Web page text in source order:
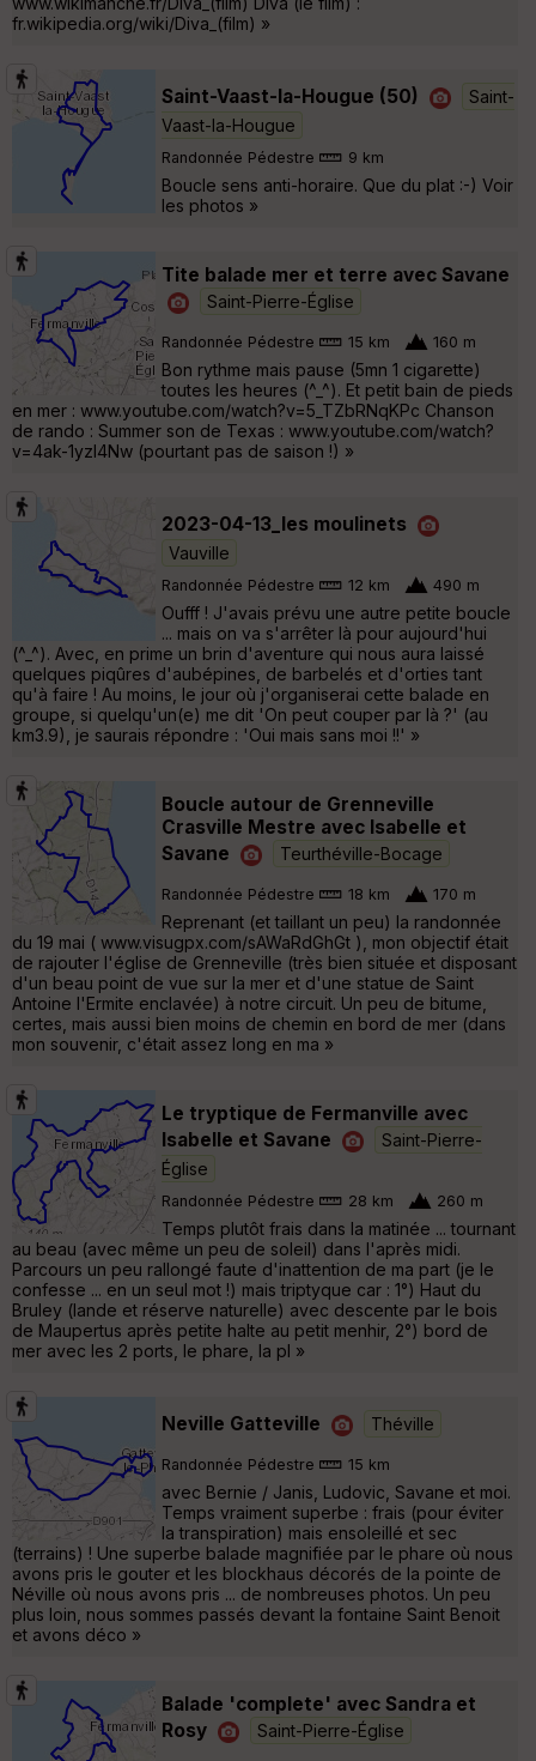
fr.wikipedia.org/wiki/Diva_(film) »
Saint-Vaast-la-Hougue (50)
Saint-
Vaast-la-Hougue
Randonnée Pédestre 9 km
Boucle sens anti-horaire. Que du plat :-) Voir
les photos »
Tite balade mer et terre avec Savane
Saint-Pierre-Église
Randonnée Pédestre 15 km 160 m
Bon rythme mais pause (5mn 1 cigarette)
toutes les heures (^_^). Et petit bain de pieds
en mer : www.youtube.com/watch?v=5_TZbRNqKPc Chanson
de rando : Summer son de Texas : www.youtube.com/watch?
v=4ak-1yzI4Nw (pourtant pas de saison !) »
2023-04-13_les moulinets
Vauville
Randonnée Pédestre 12 km 490 m
Oufff ! J'avais prévu une autre petite boucle
... mais on va s'arrêter là pour aujourd'hui
(^_^). Avec, en prime un brin d'aventure qui nous aura laissé
quelques piqûres d'aubépines, de barbelés et d'orties tant
qu'à faire ! Au moins, le jour où j'organiserai cette balade en
groupe, si quelqu'un(e) me dit 'On peut couper par là ?' (au
km3.9), je saurais répondre : 'Oui mais sans moi !!' »
Boucle autour de Grenneville
Crasville Mestre avec Isabelle et
Savane
Teurthéville-Bocage
Randonnée Pédestre 18 km 170 m
Reprenant (et taillant un peu) la randonnée
du 19 mai ( www.visugpx.com/sAWaRdGhGt ), mon objectif était
de rajouter l'église de Grenneville (très bien située et disposant
d'un beau point de vue sur la mer et d'une statue de Saint
Antoine l'Ermite enclavée) à notre circuit. Un peu de bitume,
certes, mais aussi bien moins de chemin en bord de mer (dans
mon souvenir, c'était assez long en ma »
Le tryptique de Fermanville avec
Isabelle et Savane
Saint-Pierre-
Église
Randonnée Pédestre 28 km 260 m
Temps plutôt frais dans la matinée ... tournant
au beau (avec même un peu de soleil) dans l'après midi.
Parcours un peu rallongé faute d'inattention de ma part (je le
confesse ... en un seul mot !) mais triptyque car : 1°) Haut du
Bruley (lande et réserve naturelle) avec descente par le bois
de Maupertus après petite halte au petit menhir, 2°) bord de
mer avec les 2 ports, le phare, la pl »
Neville Gatteville Théville
Randonnée Pédestre 15 km
avec Bernie / Janis, Ludovic, Savane et moi.
Temps vraiment superbe : frais (pour éviter
la transpiration) mais ensoleillé et sec
(terrains) ! Une superbe balade magnifiée par le phare où nous
avons pris le gouter et les blockhaus décorés de la pointe de
Néville où nous avons pris ... de nombreuses photos. Un peu
plus loin, nous sommes passés devant la fontaine Saint Benoit
et avons déco »
Balade 'complete' avec Sandra et
Rosy
Saint-Pierre-Église